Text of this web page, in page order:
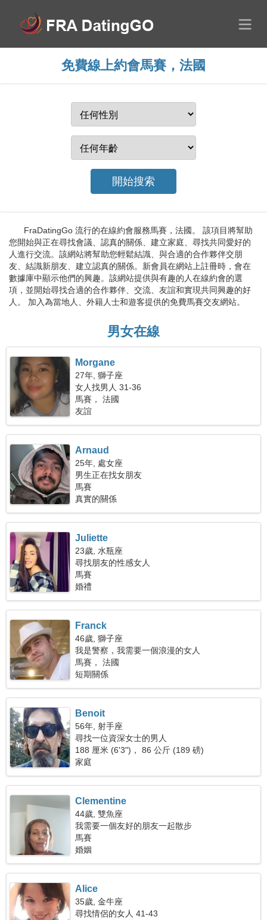
免費線上約會馬賽，法國
FraDatingGo 流行的在線約會服務馬賽，法國。 該項目將幫助
您開始與正在尋找會議、認真的關係、建立家庭、尋找共同愛好的
人進行交流。該網站將幫助您輕鬆結識、與合適的合作夥伴交朋
友、結識新朋友、建立認真的關係。新會員在網站上註冊時，會在
數據庫中顯示他們的興趣。該網站提供與有趣的人在線約會的選
項，並開始尋找合適的合作夥伴、交流、友誼和實現共同興趣的好
人。 加入為當地人、外籍人士和遊客提供的免費馬賽交友網站。
男女在線
Morgane
27年, 獅子座
女人找男人 31-36
馬賽， 法國
友誼
Arnaud
25年, 處女座
男生正在找女朋友
馬賽
真實的關係
Juliette
23歲, 水瓶座
尋找朋友的性感女人
馬賽
婚禮
Franck
46歲, 獅子座
我是警察，我需要一個浪漫的女人
馬賽， 法國
短期關係
Benoit
56年, 射手座
尋找一位資深女士的男人
188 厘米 (6'3")， 86 公斤 (189 磅)
家庭
Clementine
44歲, 雙魚座
我需要一個友好的朋友一起散步
馬賽
婚姻
Alice
35歲, 金牛座
尋找情侶的女人 41-43